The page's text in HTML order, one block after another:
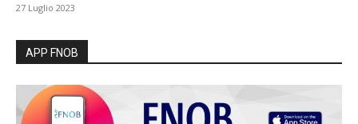
27 Luglio 2023
APP FNOB